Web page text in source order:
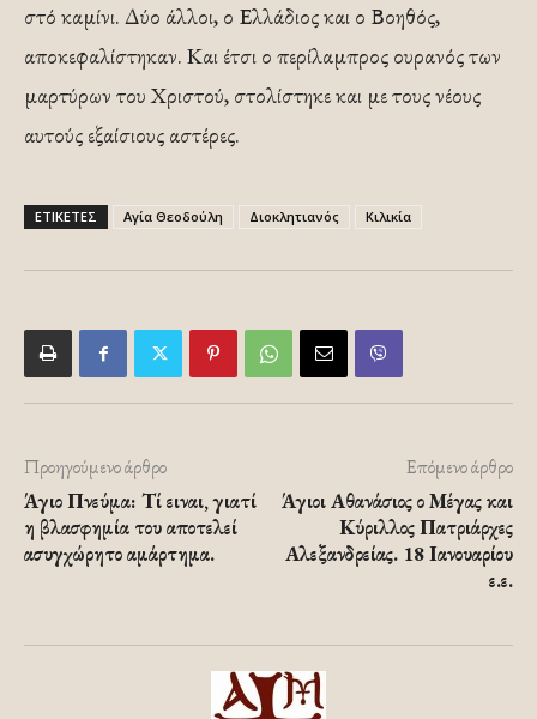
στό καμίνι. Δύο άλλοι, ο Ελλάδιος και ο Βοηθός,
αποκεφαλίστηκαν. Και έτσι ο περίλαμπρος ουρανός των
μαρτύρων του Χριστού, στολίστηκε και με τους νέους
αυτούς εξαίσιους αστέρες.
ΕΤΙΚΕΤΕΣ Αγία Θεοδούλη Διοκλητιανός Κιλικία
Προηγούμενο άρθρο
Άγιο Πνεύμα: Τί ειναι, γιατί
η βλασφημία του αποτελεί
ασυγχώρητο αμάρτημα.
Επόμενο άρθρο
Άγιοι Αθανάσιος ο Μέγας και
Κύριλλος Πατριάρχες
Αλεξανδρείας. 18 Ιανουαρίου
ε.ε.